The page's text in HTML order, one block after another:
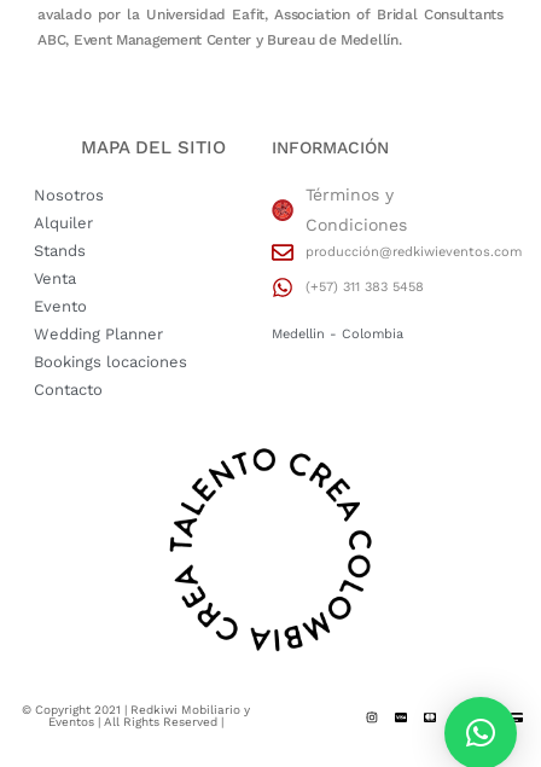
avalado por la Universidad Eafit, Association of Bridal Consultants
ABC, Event Management Center y Bureau de Medellín.
MAPA DEL SITIO
Nosotros
Alquiler
Stands
Venta
Evento
Wedding Planner
Bookings locaciones
Contacto
INFORMACIÓN
Términos y
Condiciones
producción@redkiwieventos.com
(+57) 311 383 5458
Medellin - Colombia
© Copyright 2021 | Redkiwi Mobiliario y
Eventos | All Rights Reserved |